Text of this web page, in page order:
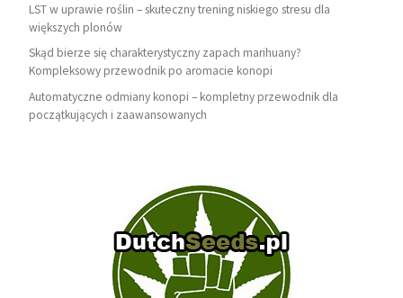
LST w uprawie roślin – skuteczny trening niskiego stresu dla
większych plonów
Skąd bierze się charakterystyczny zapach marihuany?
Kompleksowy przewodnik po aromacie konopi
Automatyczne odmiany konopi – kompletny przewodnik dla
początkujących i zaawansowanych